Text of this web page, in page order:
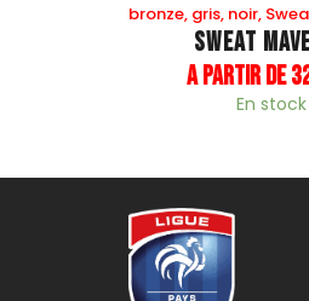
bronze, gris, noir,
Sweat
A partir de
En stock